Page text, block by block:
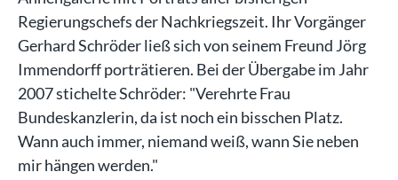
Regierungschefs der Nachkriegszeit. Ihr Vorgänger
Gerhard Schröder ließ sich von seinem Freund Jörg
Immendorff porträtieren. Bei der Übergabe im Jahr
2007 stichelte Schröder: "Verehrte Frau
Bundeskanzlerin, da ist noch ein bisschen Platz.
Wann auch immer, niemand weiß, wann Sie neben
mir hängen werden."